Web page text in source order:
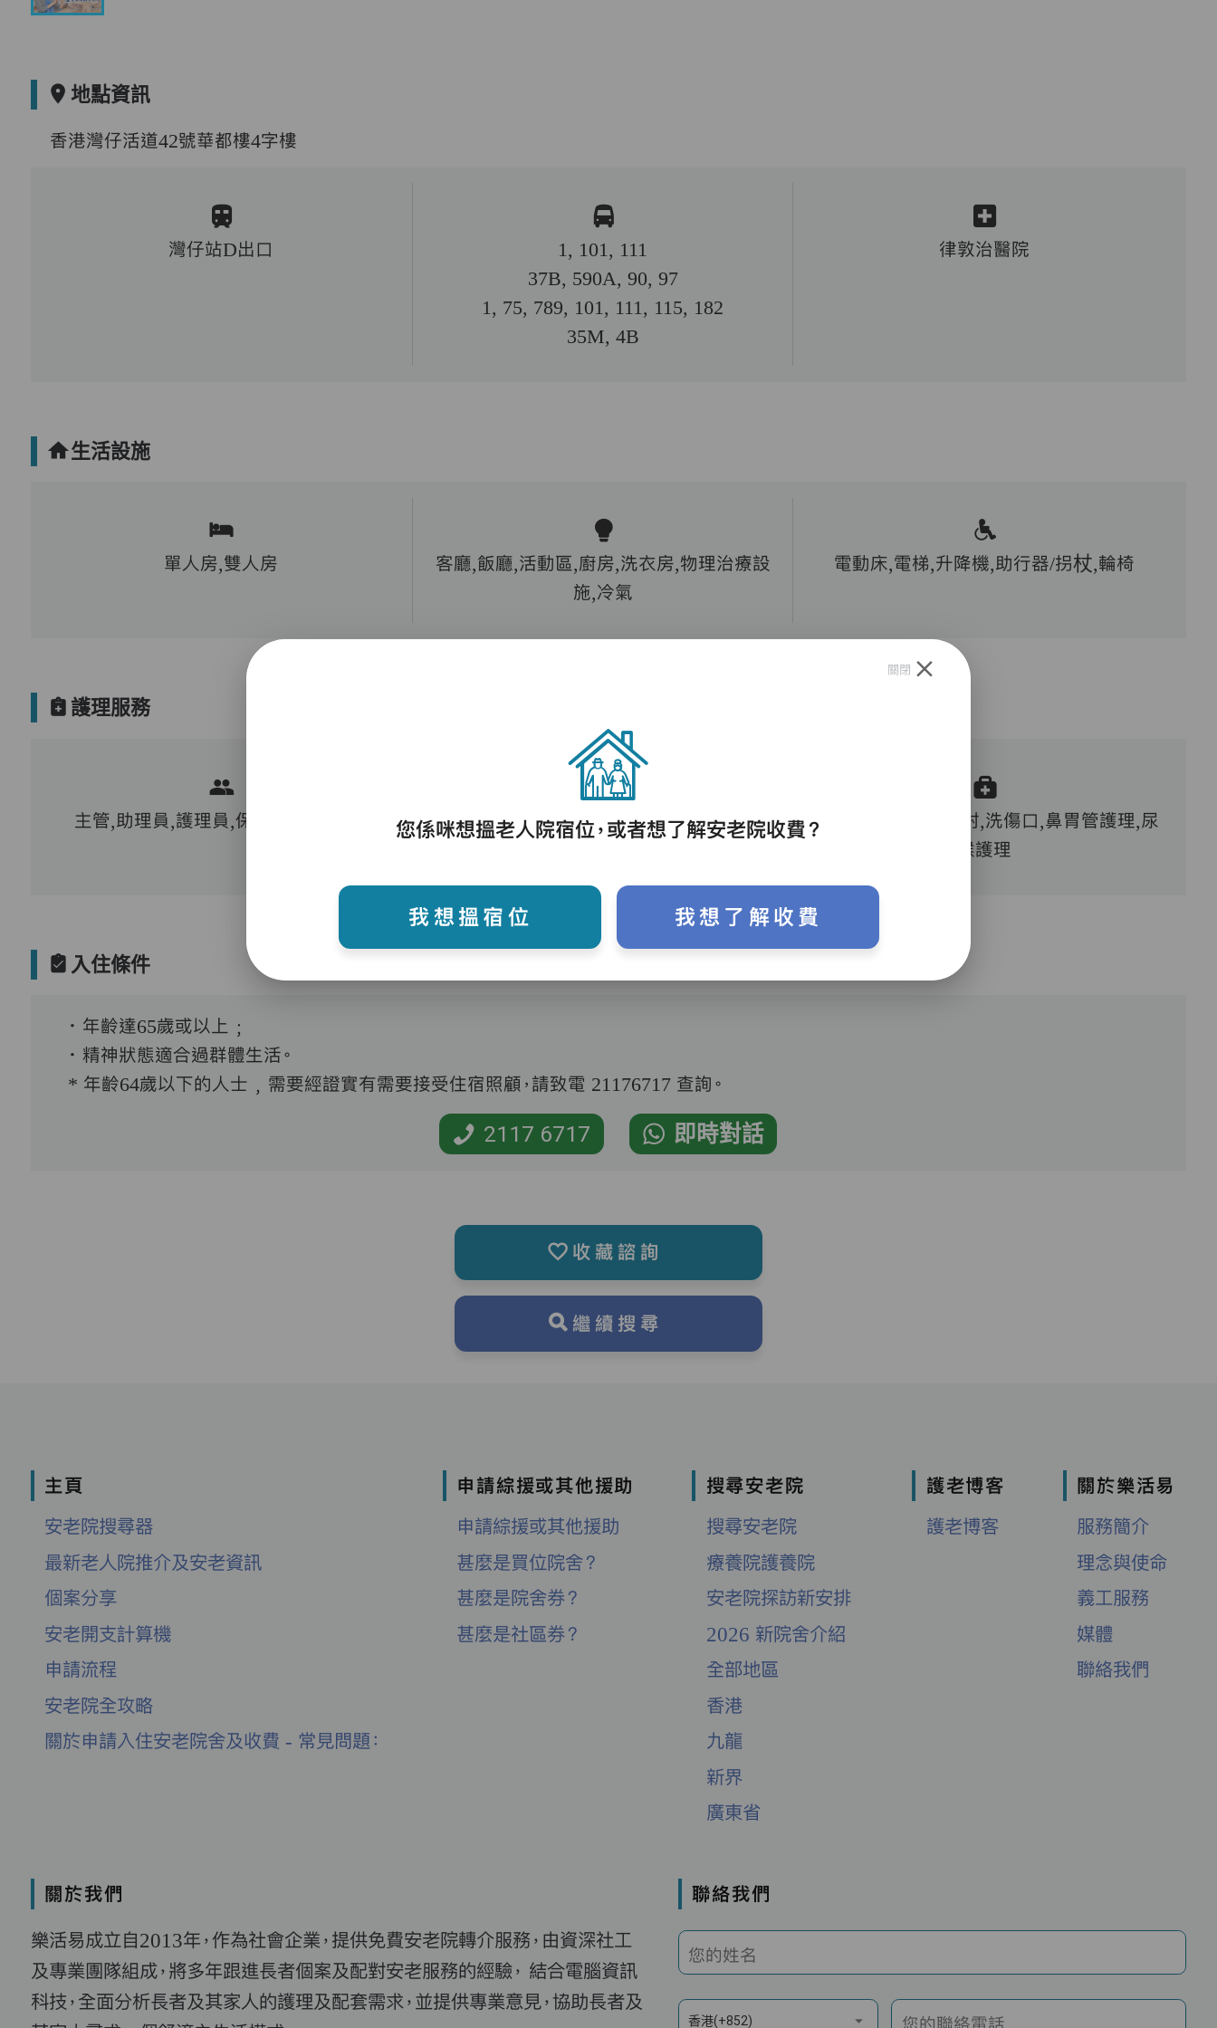
地點資訊
香港灣仔活道42號華都樓4字樓
灣仔站D出口
1, 101, 111
37B, 590A, 90, 97
1, 75, 789, 101, 111, 115, 182
35M, 4B
律敦治醫院
生活設施
單人房,雙人房
客廳,飯廳,活動區,廚房,洗衣房,物理治療設
施,冷氣
電動床,電梯,升降機,助行器/拐杖,輪椅
護理服務
主管,助理員,護理員,保健員,到診醫生
護理評估、執藥、核派藥、量度生命表徵、協
血糖測試,胰島素注射,洗傷口,鼻胃管護理,尿
喉護理
入住條件
．年齡達65歲或以上﹔
．精神狀態適合過群體生活。
* 年齡64歲以下的人士﹐需要經證實有需要接受住宿照顧，請致電 21176717 查詢。
2117 6717 即時對話
收藏諮詢
繼續搜尋
主頁
安老院搜尋器
最新老人院推介及安老資訊
個案分享
安老開支計算機
申請流程
安老院全攻略
關於申請入住安老院舍及收費 - 常見問題：
申請綜援或其他援助
申請綜援或其他援助
甚麼是買位院舍？
甚麼是院舍券？
甚麼是社區券？
搜尋安老院
搜尋安老院
療養院護養院
安老院探訪新安排
2026 新院舍介紹
全部地區
香港
九龍
新界
廣東省
護老博客
護老博客
關於樂活易
服務簡介
理念與使命
義工服務
媒體
聯絡我們
關於我們
樂活易成立自2013年，作為社會企業，提供免費安老院轉介服務，由資深社工
及專業團隊組成，將多年跟進長者個案及配對安老服務的經驗， 結合電腦資訊
科技，全面分析長者及其家人的護理及配套需求，並提供專業意見，協助長者及
聯絡我們
您的姓名
香港(+852) 您的聯絡電話
關閉
您係咪想搵老人院宿位，或者想了解安老院收費？
我想搵宿位 我想了解收費